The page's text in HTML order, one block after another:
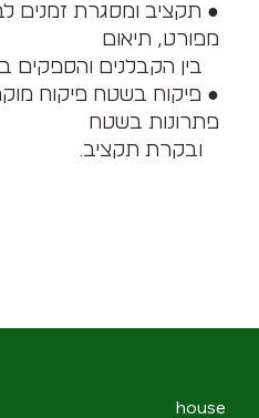
● תקציב ומסגרת זמנים
מפורט, תיאום
בין הקבלנים והספקים
● פיקוח בשטח פיקוח
פתרונות בשטח
ובקרת תקציב.
house